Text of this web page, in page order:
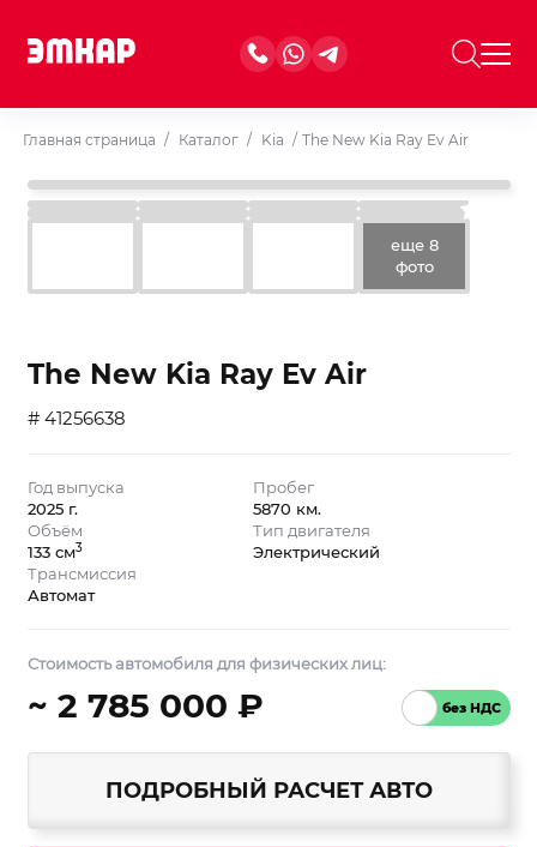
Главная страница / Каталог / Kia / The New Kia Ray Ev Air
еще 8
фото
The New Kia Ray Ev Air
# 41256638
Год выпуска
2025 г.
Пробег
5870 км.
Объём
133 см3
Тип двигателя
Электрический
Трансмиссия
Автомат
Стоимость автомобиля для физических лиц:
~ 2 785 000 ₽
ПОДРОБНЫЙ РАСЧЕТ АВТО